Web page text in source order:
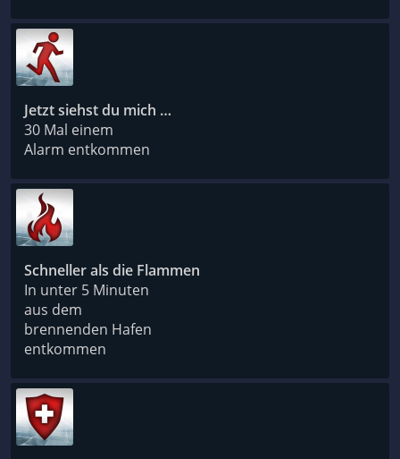
Jetzt siehst du mich …
30 Mal einem
Alarm entkommen
Schneller als die Flammen
In unter 5 Minuten
aus dem
brennenden Hafen
entkommen